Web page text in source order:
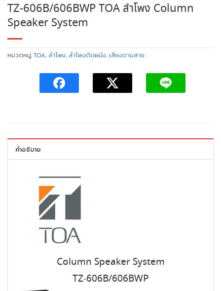
TZ-606B/606BWP TOA ลำโพง Column
Speaker System
หมวดหมู่:TOA, ลำโพง, ลำโพงติดผนัง, เสียงตามสาย
คำอธิบาย
Column Speaker System
TZ-606B/606BWP